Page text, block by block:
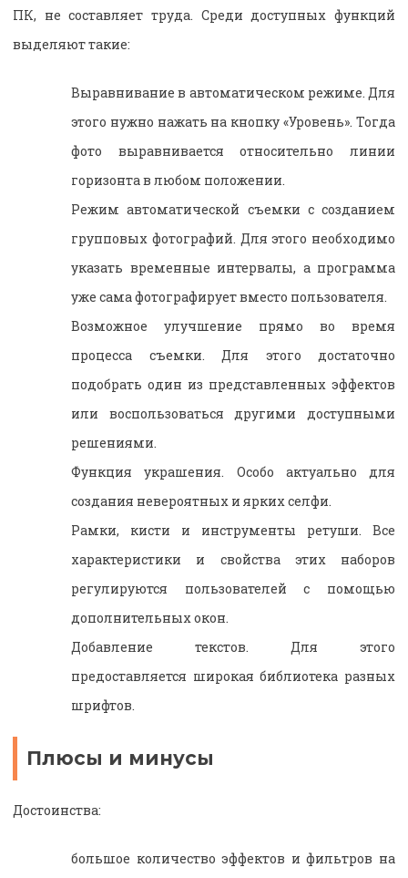
ПК, не составляет труда. Среди доступных функций
выделяют такие:
Выравнивание в автоматическом режиме. Для
этого нужно нажать на кнопку «Уровень». Тогда
фото выравнивается относительно линии
горизонта в любом положении.
Режим автоматической съемки с созданием
групповых фотографий. Для этого необходимо
указать временные интервалы, а программа
уже сама фотографирует вместо пользователя.
Возможное улучшение прямо во время
процесса съемки. Для этого достаточно
подобрать один из представленных эффектов
или воспользоваться другими доступными
решениями.
Функция украшения. Особо актуально для
создания невероятных и ярких селфи.
Рамки, кисти и инструменты ретуши. Все
характеристики и свойства этих наборов
регулируются пользователей с помощью
дополнительных окон.
Добавление текстов. Для этого
предоставляется широкая библиотека разных
шрифтов.
Плюсы и минусы
Достоинства:
большое количество эффектов и фильтров на